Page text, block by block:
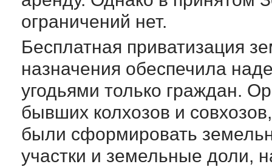
ограничений нет.
Бесплатная приватизация
назначения обеспечила
угодьями только граждан.
бывших колхозов и
были сформировать
участки и земельные доли,